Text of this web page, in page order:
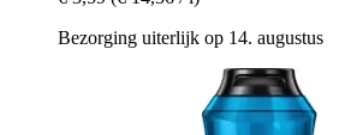
Bezorging uiterlijk op 14. augustus